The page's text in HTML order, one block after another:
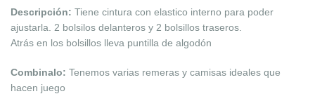
Descripción: Tiene cintura con elastico interno para poder
ajustarla. 2 bolsilos delanteros y 2 bolsillos traseros.
Atrás en los bolsillos lleva puntilla de algodón
Combinalo: Tenemos varias remeras y camisas ideales que
hacen juego